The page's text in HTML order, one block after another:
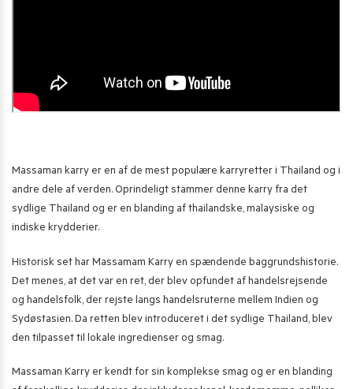
Massaman karry er en af de mest populære karryretter i Thailand og i
andre dele af verden. Oprindeligt stammer denne karry fra det
sydlige Thailand og er en blanding af thailandske, malaysiske og
indiske krydderier.
Historisk set har Massamam Karry en spændende baggrundshistorie.
Det menes, at det var en ret, der blev opfundet af handelsrejsende
og handelsfolk, der rejste langs handelsruterne mellem Indien og
Sydøstasien. Da retten blev introduceret i det sydlige Thailand, blev
den tilpasset til lokale ingredienser og smag.
Massaman Karry er kendt for sin komplekse smag og er en blanding